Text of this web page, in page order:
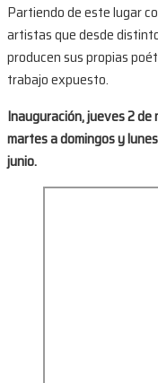
Partiendo de este lugar
artistas que desde
producen sus propias
trabajo expuesto.
Inauguración, jueves 2 de
martes a domingos y
junio.